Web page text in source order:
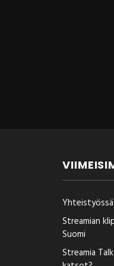
Streamian
Suomi
Streamia